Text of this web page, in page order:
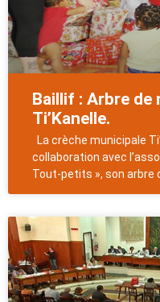
Baillif : Arbre de
Ti’Kanelle.
La crèche municipale
collaboration avec
Tout-petits », son arbre